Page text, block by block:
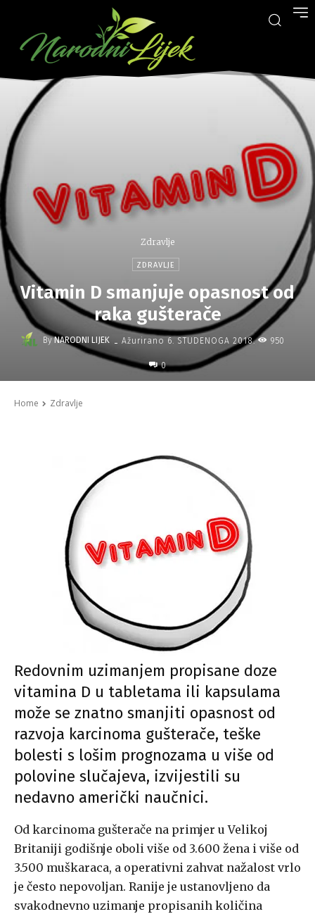
Zdravlje
ZDRAVLJE
Vitamin D smanjuje opasnost od
raka gušterače
By NARODNI LIJEK - Ažurirano 6. STUDENOGA 2018. 950
0
Home Zdravlje
Redovnim uzimanjem propisane doze
vitamina D u tabletama ili kapsulama
može se znatno smanjiti opasnost od
razvoja karcinoma gušterače, teške
bolesti s lošim prognozama u više od
polovine slučajeva, izvijestili su
nedavno američki naučnici.
Od karcinoma gušterače na primjer u Velikoj
Britaniji godišnje oboli više od 3.600 žena i više od
3.500 muškaraca, a operativni zahvat nažalost vrlo
je često nepovoljan. Ranije je ustanovljeno da
svakodnevno uzimanje propisanih količina